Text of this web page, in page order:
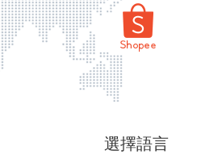
頁面無法顯示
選擇語言